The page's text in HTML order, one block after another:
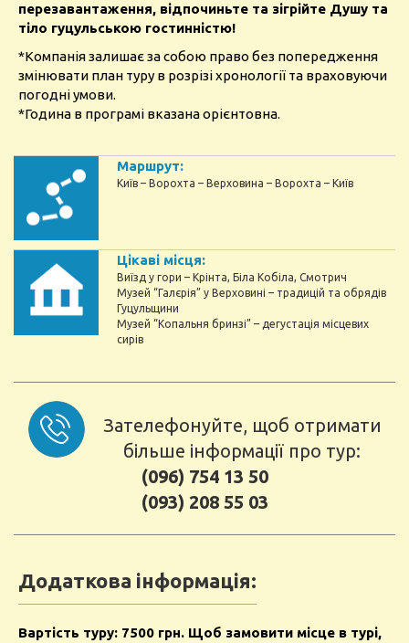
перезавантаження, відпочиньте та зігрійте Душу та
тіло гуцульською гостинністю!
*Компанія залишає за собою право без попередження
змінювати план туру в розрізі хронології та враховуючи
погодні умови.
*Година в програмі вказана орієнтовна.
Маршрут:
Київ – Ворохта – Верховина – Ворохта – Київ
Цікаві місця:
Виїзд у гори – Крінта, Біла Кобіла, Смотрич
Музей “Галєрія” у Верховині – традицій та обрядів
Гуцульщини
Музей “Копальня бринзі” – дегустація місцевих
сирів
Зателефонуйте, щоб отримати
більше інформації про тур:
(096) 754 13 50
(093) 208 55 03
Додаткова інформація:
Вартість туру: 7500 грн. Щоб замовити місце в турі,